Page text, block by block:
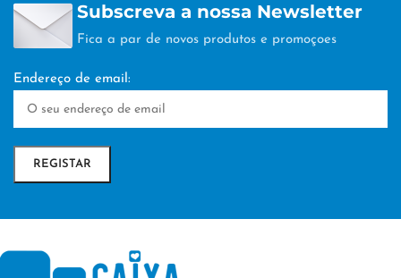
DTF/Serigrafia
Subscreva a nossa Newsletter
Fica a par de novos produtos e promoçoes
Endereço de email: